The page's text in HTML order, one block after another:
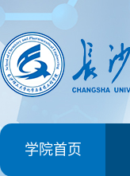
学院首页